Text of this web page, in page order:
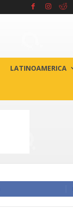
LATINOAMERICA